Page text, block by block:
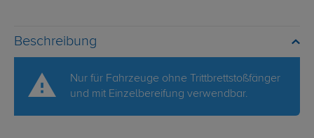
Beschreibung
Nur für Fahrzeuge ohne Trittbrettstoßfänger
und mit Einzelbereifung verwendbar.